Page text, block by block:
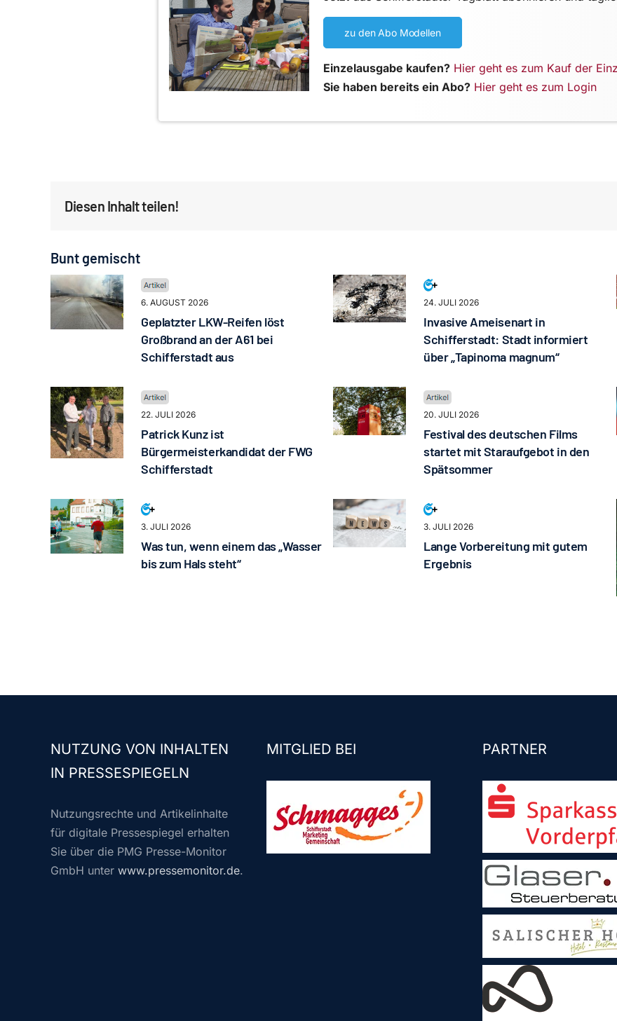
zu den Abo Modellen
Einzelausgabe kaufen? Hier geht es zum Kauf der
Sie haben bereits ein Abo? Hier geht es zum Login
Diesen Inhalt teilen!
Bunt gemischt
6. AUGUST 2026
Geplatzter LKW-Reifen löst
Großbrand an der A61 bei
Schifferstadt aus
24. JULI 2026
Invasive Ameisenart in
Schifferstadt: Stadt informiert
über „Tapinoma magnum“
22. JULI 2026
Patrick Kunz ist
Bürgermeisterkandidat der FWG
Schifferstadt
20. JULI 2026
Festival des deutschen Films
startet mit Staraufgebot in den
Spätsommer
3. JULI 2026
Was tun, wenn einem das „Wasser
bis zum Hals steht“
3. JULI 2026
Lange Vorbereitung mit gutem
Ergebnis
NUTZUNG VON INHALTEN
IN PRESSESPIEGELN
Nutzungsrechte und Artikelinhalte
für digitale Pressespiegel erhalten
Sie über die PMG Presse-Monitor
GmbH unter www.pressemonitor.de.
MITGLIED BEI PARTNER